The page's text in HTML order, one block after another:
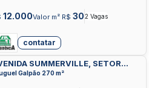
12.000Valor m² R$ 302 Vagas
contatar
SUMMERVILLE, SETOR
ANAPOLIS
Galpão 270 m²